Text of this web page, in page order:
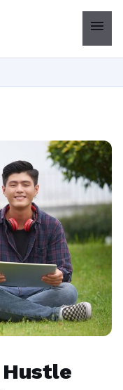
menu
Hustle